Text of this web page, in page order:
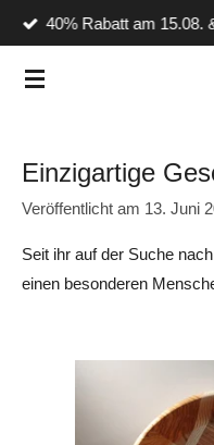
Zum
springen
40% Rabatt am 15.08.
Einzigartige
Veröffentlicht am 13. Juni
Seit ihr auf der Suche
einen besonderen